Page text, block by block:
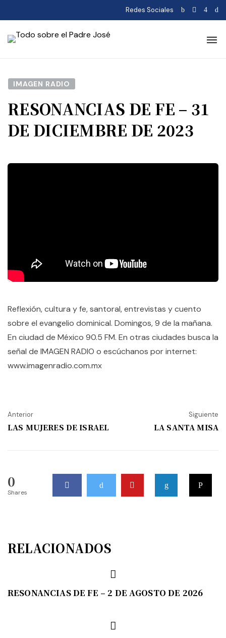
Redes Sociales
IMAGEN RADIO
RESONANCIAS DE FE – 31
DE DICIEMBRE DE 2023
Reflexión, cultura y fe, santoral, entrevistas y cuento
sobre el evangelio dominical. Domingos, 9 de la mañana.
En ciudad de México 90.5 FM. En otras ciudades busca la
señal de IMAGEN RADIO o escúchanos por internet:
www.imagenradio.com.mx
Anterior
LAS MUJERES DE ISRAEL
Siguiente
LA SANTA MISA
0
Shares
RELACIONADOS
RESONANCIAS DE FE – 2 DE AGOSTO DE 2026